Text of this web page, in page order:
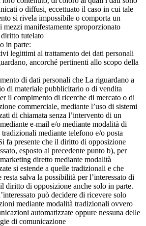
o diffusi, eccettuato il caso in cui tale
si rivela impossibile o comporta un
mezzi manifestamente sproporzionato
tutelato
in parte:
legittimi al trattamento dei dati personali
ancorché pertinenti allo scopo della
di dati personali che La riguardano a
di materiale pubblicitario o di vendita
il compimento di ricerche di mercato o di
commerciale, mediante l’uso di sistemi
di chiamata senza l’intervento di un
e-mail e/o mediante modalità di
mediante telefono e/o posta
fa presente che il diritto di opposizione
esposto al precedente punto b), per
diretto mediante modalità
si estende a quelle tradizionali e che
resta salva la possibilità per l’interessato di
diritto di opposizione anche solo in parte.
può decidere di ricevere solo
mediante modalità tradizionali ovvero
automatizzate oppure nessuna delle
di comunicazione